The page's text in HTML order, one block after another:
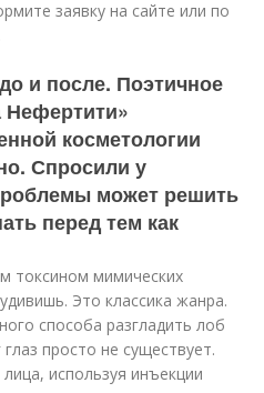
заявку на сайте или по
и после. Поэтичное
Нефертити»
косметологии
Спросили у
может решить
перед тем как
токсином мимических
Это классика жанра.
способа разгладить лоб
просто не существует.
используя инъекции